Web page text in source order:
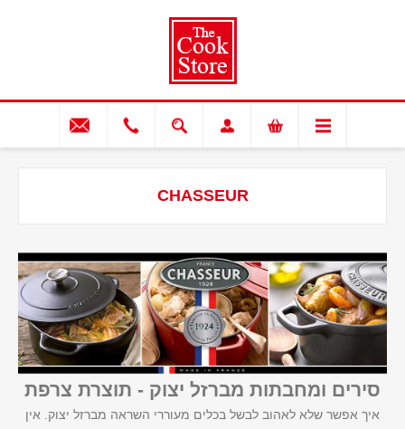
CHASSEUR
סירים ומחבתות מברזל יצוק - תוצרת צרפת
איך אפשר שלא לאהוב לבשל בכלים מעוררי השראה מברזל יצוק. אין